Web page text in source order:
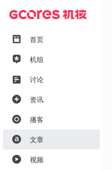
首页
机组
讨论
资讯
播客
文章
视频